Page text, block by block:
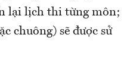
lại lịch thi từng môn;
chuông) sẽ được sử